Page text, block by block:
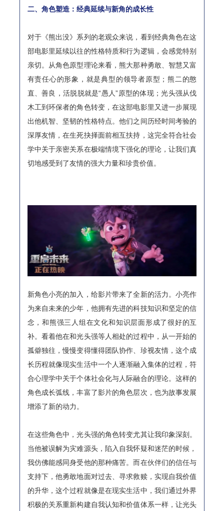
二、角色塑造：经典延续与新角的成长性
对于《熊出没》系列的老观众来说，看到经典角色在这
部电影里延续以往的性格特质和行为逻辑，会感觉特别
亲切。从角色原型理论来看，熊大那种勇敢、智慧又富
有责任心的形象，就是典型的领导者原型；熊二的憨
直、善良，活脱脱就是“愚人”原型的体现；光头强从伐
木工到环保者的角色转变，在这部电影里又进一步展现
出他机智、坚韧的性格特点。他们之间历经时间考验的
深厚友情，在生死抉择面前相互扶持，这完全符合社会
学中关于亲密关系在极端情境下强化的理论，让我们真
切地感受到了友情的强大力量和珍贵价值。
新角色小亮的加入，给影片带来了全新的活力。小亮作
为来自未来的少年，他拥有先进的科技知识和坚定的信
念，和熊强三人组在文化和知识层面形成了很好的互
补。看着他在和光头强等人相处的过程中，从一开始的
孤僻独往，慢慢变得懂得团队协作、珍视友情，这个成
长历程就像现实生活中一个人逐渐融入集体的过程，符
合心理学中关于个体社会化与人际融合的理论。这样的
角色成长弧线，丰富了影片的角色层次，也为故事发展
增添了新的动力。
在这些角色中，光头强的角色转变尤其让我印象深刻。
当他被误解为灾难源头，陷入自我怀疑和迷茫的时候，
我仿佛能感同身受他的那种痛苦。而在伙伴们的信任与
支持下，他勇敢地面对过去、寻求救赎，实现自我价值
的升华，这个过程就像是在现实生活中，我们通过外界
积极的关系重新构建自我认知和价值体系一样，让光头